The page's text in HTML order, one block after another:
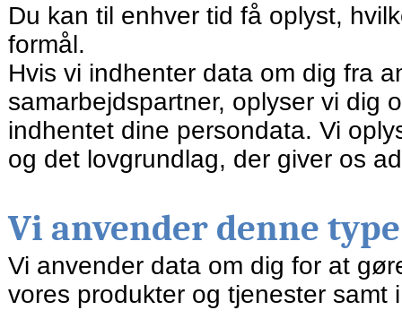
Du kan til enhver tid få oplyst,
formål.
Hvis vi indhenter data om dig fra
samarbejdspartner, oplyser vi dig
indhentet dine persondata. Vi
og det lovgrundlag, der giver os
Vi anvender denne
Vi anvender data om dig for at
vores produkter og tjenester samt